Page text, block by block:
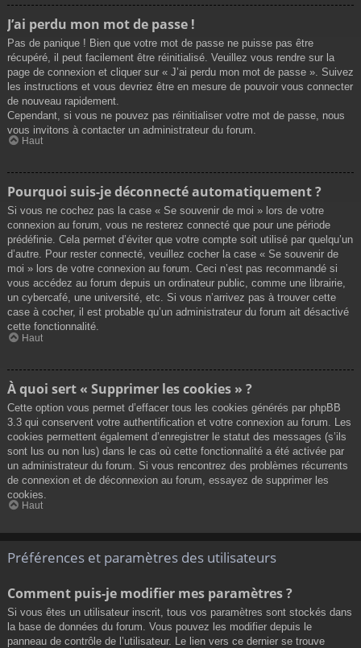
J’ai perdu mon mot de passe !
Pas de panique ! Bien que votre mot de passe ne puisse pas être
récupéré, il peut facilement être réinitialisé. Veuillez vous rendre sur la
page de connexion et cliquer sur « J’ai perdu mon mot de passe ». Suivez
les instructions et vous devriez être en mesure de pouvoir vous connecter
de nouveau rapidement.
Cependant, si vous ne pouvez pas réinitialiser votre mot de passe, nous
vous invitons à contacter un administrateur du forum.
Haut
Pourquoi suis-je déconnecté automatiquement ?
Si vous ne cochez pas la case « Se souvenir de moi » lors de votre
connexion au forum, vous ne resterez connecté que pour une période
prédéfinie. Cela permet d’éviter que votre compte soit utilisé par quelqu’un
d’autre. Pour rester connecté, veuillez cocher la case « Se souvenir de
moi » lors de votre connexion au forum. Ceci n’est pas recommandé si
vous accédez au forum depuis un ordinateur public, comme une librairie,
un cybercafé, une université, etc. Si vous n’arrivez pas à trouver cette
case à cocher, il est probable qu’un administrateur du forum ait désactivé
cette fonctionnalité.
Haut
À quoi sert « Supprimer les cookies » ?
Cette option vous permet d’effacer tous les cookies générés par phpBB
3.3 qui conservent votre authentification et votre connexion au forum. Les
cookies permettent également d’enregistrer le statut des messages (s’ils
sont lus ou non lus) dans le cas où cette fonctionnalité a été activée par
un administrateur du forum. Si vous rencontrez des problèmes récurrents
de connexion et de déconnexion au forum, essayez de supprimer les
cookies.
Haut
Préférences et paramètres des utilisateurs
Comment puis-je modifier mes paramètres ?
Si vous êtes un utilisateur inscrit, tous vos paramètres sont stockés dans
la base de données du forum. Vous pouvez les modifier depuis le
panneau de contrôle de l’utilisateur. Le lien vers ce dernier se trouve